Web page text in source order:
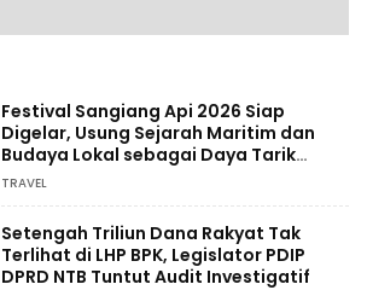
Festival Sangiang Api 2026 Siap
Digelar, Usung Sejarah Maritim dan
Budaya Lokal sebagai Daya Tarik
Wisata
TRAVEL
Setengah Triliun Dana Rakyat Tak
Terlihat di LHP BPK, Legislator PDIP
DPRD NTB Tuntut Audit Investigatif